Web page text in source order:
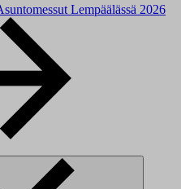
Lempäälässä 2026